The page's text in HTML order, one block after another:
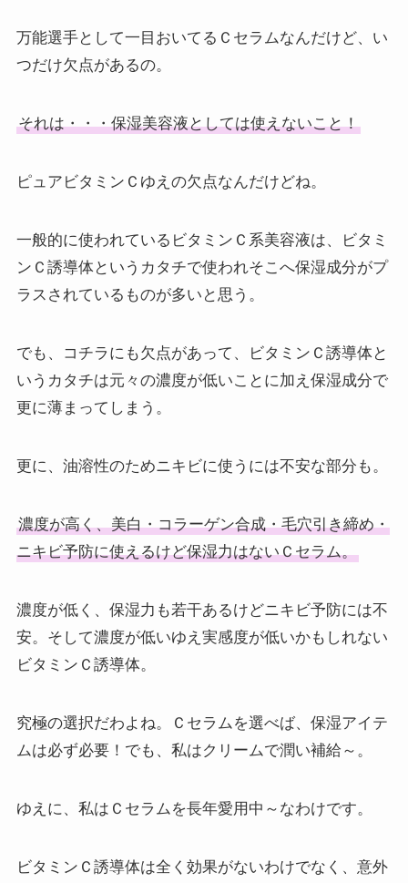
万能選手として一目おいてるＣセラムなんだけど、い
つだけ欠点があるの。
それは・・・保湿美容液としては使えないこと！
ピュアビタミンＣゆえの欠点なんだけどね。
一般的に使われているビタミンＣ系美容液は、ビタミ
ンＣ誘導体というカタチで使われそこへ保湿成分がプ
ラスされているものが多いと思う。
でも、コチラにも欠点があって、ビタミンＣ誘導体と
いうカタチは元々の濃度が低いことに加え保湿成分で
更に薄まってしまう。
更に、油溶性のためニキビに使うには不安な部分も。
濃度が高く、美白・コラーゲン合成・毛穴引き締め・
ニキビ予防に使えるけど保湿力はないＣセラム。
濃度が低く、保湿力も若干あるけどニキビ予防には不
安。そして濃度が低いゆえ実感度が低いかもしれない
ビタミンＣ誘導体。
究極の選択だわよね。Ｃセラムを選べば、保湿アイテ
ムは必ず必要！でも、私はクリームで潤い補給～。
ゆえに、私はＣセラムを長年愛用中～なわけです。
ビタミンＣ誘導体は全く効果がないわけでなく、意外